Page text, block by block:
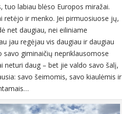
labiau blėso Europos miražai.
retėjo ir menko. Jei pirmuosiuose jų,
net daugiau, nei eiliniame
jau regėjau vis daugiau ir daugiau
savo giminaičių nepriklausomose
neturi daug – bet jie valdo savo šalį,
savo šeimomis, savo kiaulėmis ir